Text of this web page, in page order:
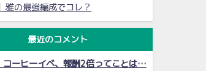
雅の最強編成でコレ？
最近のコメント
コーヒーイベ、報酬2倍ってことは…